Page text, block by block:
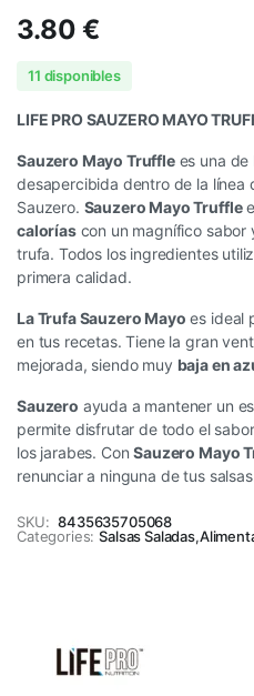
3.80€
11 disponibles
LIFE PRO SAUZERO MAYO
Sauzero Mayo Trufflees una de
desapercibida dentro de la línea
Sauzero. Sauzero Mayo Truffle
caloríascon un magnífico sabor
trufa. Todos los ingredientes
primera calidad.
La Trufa Sauzero Mayo es ideal
en tus recetas. Tiene la gran
mejorada, siendo muy baja en
Sauzero ayuda a mantener un
permite disfrutar de todo el
los jarabes. ConSauzero Mayo
renunciar a ninguna de tus
SKU: 8435635705068
Categories: Salsas Saladas,